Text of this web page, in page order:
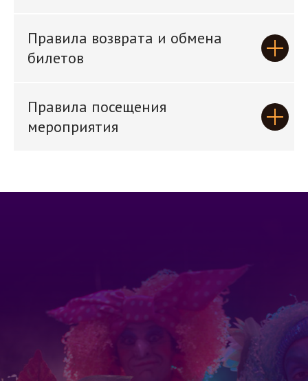
Правила возврата и обмена
билетов
Правила посещения
мероприятия